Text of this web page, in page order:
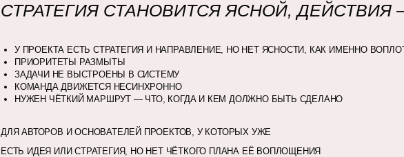
У ПРОЕКТА ЕСТЬ СТРАТЕГИЯ И НАПРАВЛЕНИЕ, НО НЕТ ЯСНОСТИ, КАК ИМЕННО
ПРИОРИТЕТЫ РАЗМЫТЫ
ЗАДАЧИ НЕ ВЫСТРОЕНЫ В СИСТЕМУ
КОМАНДА ДВИЖЕТСЯ НЕСИНХРОННО
НУЖЕН ЧЁТКИЙ МАРШРУТ — ЧТО, КОГДА И КЕМ ДОЛЖНО БЫТЬ СДЕЛАНО
СТРАТЕГИЯ СТАНОВИТСЯ ЯСНОЙ,
ДЛЯ АВТОРОВ И ОСНОВАТЕЛЕЙ ПРОЕКТОВ, У КОТОРЫХ УЖЕ
ЕСТЬ ИДЕЯ ИЛИ СТРАТЕГИЯ, НО НЕТ ЧЁТКОГО ПЛАНА ЕЁ ВОПЛОЩЕНИЯ